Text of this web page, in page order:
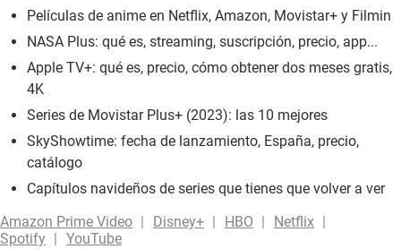
Películas de anime en Netflix, Amazon, Movistar+ y Filmin
NASA Plus: qué es, streaming, suscripción, precio, app...
Apple TV+: qué es, precio, cómo obtener dos meses gratis,
4K
Series de Movistar Plus+ (2023): las 10 mejores
SkyShowtime: fecha de lanzamiento, España, precio,
catálogo
Capítulos navideños de series que tienes que volver a ver
Amazon Prime Video
Disney+ HBO
Netflix
Spotify
YouTube